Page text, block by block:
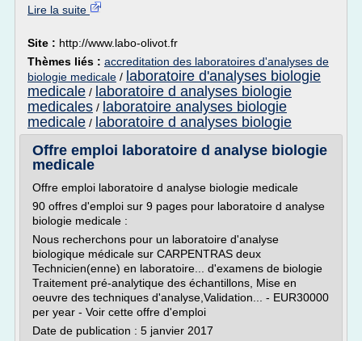
Lire la suite
Site : http://www.labo-olivot.fr
Thèmes liés : accreditation des laboratoires d'analyses de
biologie medicale / laboratoire d'analyses biologie
medicale / laboratoire d analyses biologie
medicales / laboratoire analyses biologie
medicale / laboratoire d analyses biologie
Offre emploi laboratoire d analyse biologie
medicale
Offre emploi laboratoire d analyse biologie medicale
90 offres d'emploi sur 9 pages pour laboratoire d analyse
biologie medicale :
Nous recherchons pour un laboratoire d'analyse
biologique médicale sur CARPENTRAS deux
Technicien(enne) en laboratoire... d'examens de biologie
Traitement pré-analytique des échantillons, Mise en
oeuvre des techniques d'analyse,Validation... - EUR30000
per year - Voir cette offre d'emploi
Date de publication : 5 janvier 2017